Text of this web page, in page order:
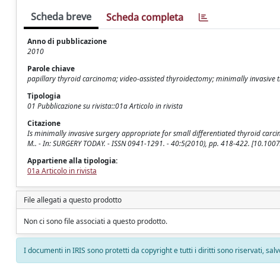
Scheda breve Scheda completa
Anno di pubblicazione
2010
Parole chiave
papillary thyroid carcinoma; video-assisted thyroidectomy; minimally invasive
Tipologia
01 Pubblicazione su rivista::01a Articolo in rivista
Citazione
Is minimally invasive surgery appropriate for small differentiated thyroid
M.. - In: SURGERY TODAY. - ISSN 0941-1291. - 40:5(2010), pp. 418-422.
Appartiene alla tipologia:
01a Articolo in rivista
File allegati a questo prodotto
Non ci sono file associati a questo prodotto.
I documenti in IRIS sono protetti da copyright e tutti i diritti sono riservati,